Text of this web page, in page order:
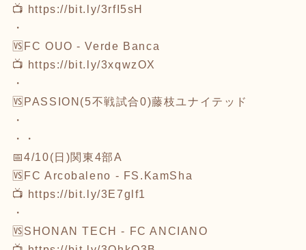
📺 https://bit.ly/3rfI5sH
・
🆚FC OUO - Verde Banca
📺 https://bit.ly/3xqwzOX
・
🆚PASSION(5不戦試合0)藤枝ユナイテッド
・
・・
📅4/10(日)関東4部A
🆚FC Arcobaleno - FS.KamSha
📺 https://bit.ly/3E7glf1
・
🆚SHONAN TECH - FC ANCIANO